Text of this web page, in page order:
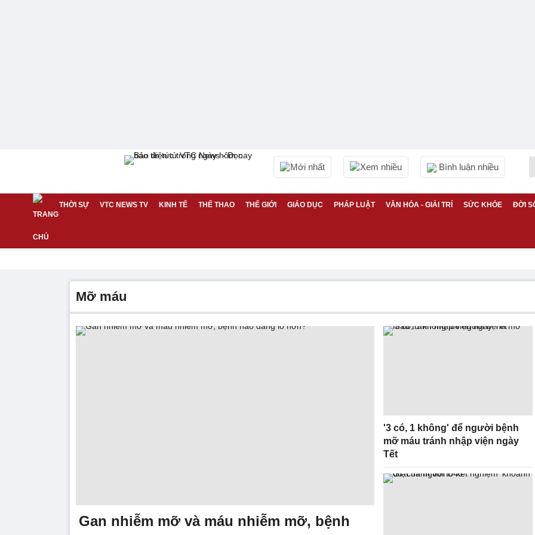
Mới nhất Xem nhiều Bình luận nhiều
THỜI SỰ VTC NEWS TV KINH TẾ THỂ THAO THẾ GIỚI GIÁO DỤC PHÁP LUẬT VĂN HÓA - GIẢI TRÍ SỨC KHỎE ĐỜI
mỡ máu
Gan nhiễm mỡ và máu nhiễm mỡ, bệnh
'3 có, 1 không' để người bệnh
mỡ máu tránh nhập viện ngày
Tết